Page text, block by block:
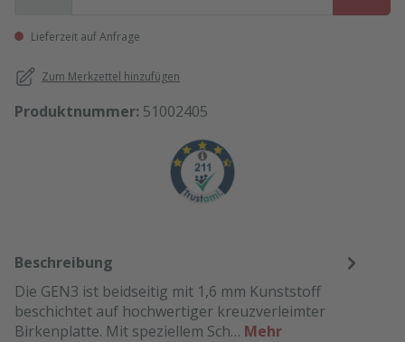
Lieferzeit auf Anfrage
Zum Merkzettel hinzufügen
Produktnummer: 51002405
Beschreibung
Die GEN3 ist beidseitig mit 1,6 mm Kunststoff
beschichtet auf hochwertiger kreuzverleimter
Birkenplatte. Mit speziellem Sch… Mehr